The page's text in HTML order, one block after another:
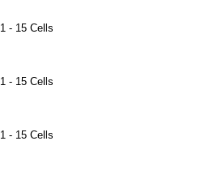
1 - 15 Cells
1 - 15 Cells
1 - 15 Cells